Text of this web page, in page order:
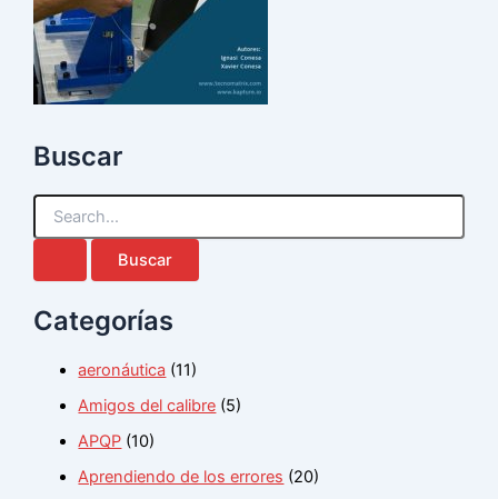
Buscar
B
s
r
p
Categorías
aeronáutica (11)
Amigos del calibre (5)
APQP (10)
Aprendiendo de los errores (20)